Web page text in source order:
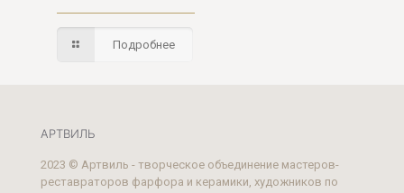
Подробнее
АРТВИЛЬ
2023 © Артвиль - творческое объединение мастеров-
реставраторов фарфора и керамики, художников по